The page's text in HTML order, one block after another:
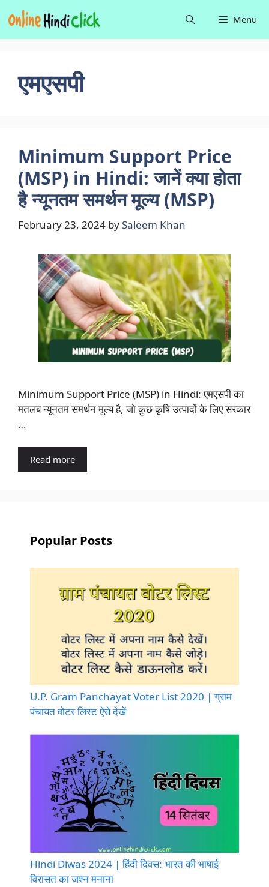
to
content
Menu
एमएसपी
Minimum Support Price
(MSP) in Hindi: जानें क्या होता
है न्यूनतम समर्थन मूल्य (MSP)
February 23, 2024 bySaleem Khan
Minimum Support Price (MSP) in Hindi: एमएसपी का
मतलब न्यूनतम समर्थन मूल्य है, जो कुछ कृषि उत्पादों के लिए सरकार
…
Read more
Popular Posts
U.P. Gram Panchayat Voter List 2020 | ग्राम
पंचायत वोटर लिस्ट ऐसे देखें
Hindi Diwas 2024 | हिंदी दिवस: भारत की भाषाई
विरासत का जश्न मनाना